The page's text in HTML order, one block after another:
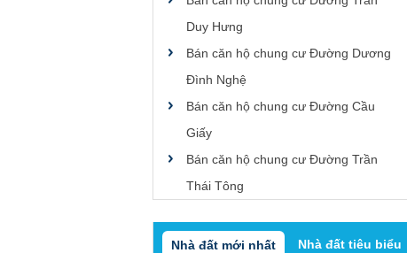
Duy Hưng
Bán căn hộ chung cư Đường Dương
Đình Nghệ
Bán căn hộ chung cư Đường Cầu
Giấy
Bán căn hộ chung cư Đường Trần
Thái Tông
Nhà đất mới nhất Nhà đất tiêu biểu